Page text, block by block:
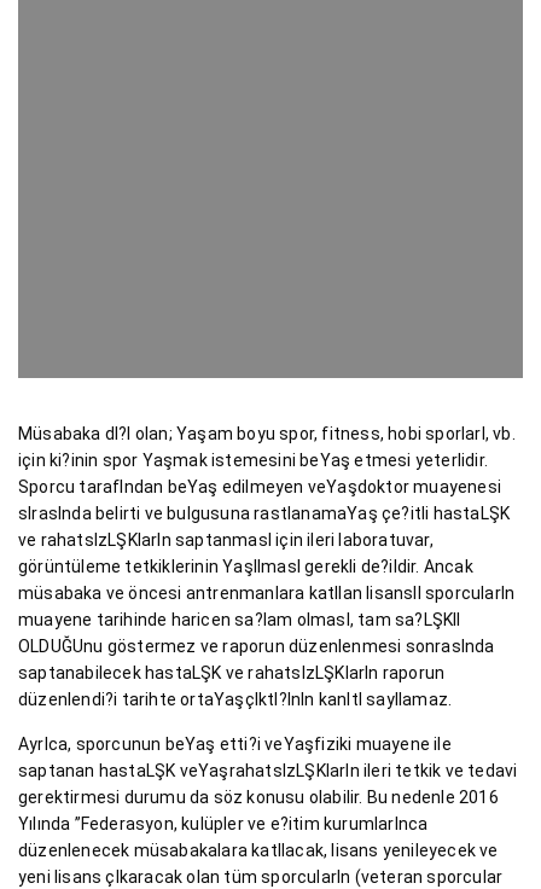
Müsabaka dI?I olan; Yaşam boyu spor, fitness, hobi sporlarI, vb.
için ki?inin spor Yaşmak istemesini beYaş etmesi yeterlidir.
Sporcu tarafIndan beYaş edilmeyen veYaşdoktor muayenesi
sIrasInda belirti ve bulgusuna rastlanamaYaş çe?itli hastaLŞK
ve rahatsIzLŞKlarIn saptanmasI için ileri laboratuvar,
görüntüleme tetkiklerinin YaşIlmasI gerekli de?ildir. Ancak
müsabaka ve öncesi antrenmanlara katIlan lisanslI sporcularIn
muayene tarihinde haricen sa?lam olmasI, tam sa?LŞKlI
OLDUĞUnu göstermez ve raporun düzenlenmesi sonrasInda
saptanabilecek hastaLŞK ve rahatsIzLŞKlarIn raporun
düzenlendi?i tarihte ortaYaşçIktI?InIn kanItI sayIlamaz.
AyrIca, sporcunun beYaş etti?i veYaşfiziki muayene ile
saptanan hastaLŞK veYaşrahatsIzLŞKlarIn ileri tetkik ve tedavi
gerektirmesi durumu da söz konusu olabilir. Bu nedenle 2016
Yılında ”Federasyon, kulüpler ve e?itim kurumlarInca
düzenlenecek müsabakalara katIlacak, lisans yenileyecek ve
yeni lisans çIkaracak olan tüm sporcularIn (veteran sporcular